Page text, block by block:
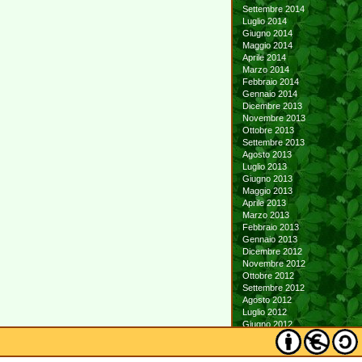
Settembre 2014
Luglio 2014
Giugno 2014
Maggio 2014
Aprile 2014
Marzo 2014
Febbraio 2014
Gennaio 2014
Dicembre 2013
Novembre 2013
Ottobre 2013
Settembre 2013
Agosto 2013
Luglio 2013
Giugno 2013
Maggio 2013
Aprile 2013
Marzo 2013
Febbraio 2013
Gennaio 2013
Dicembre 2012
Novembre 2012
Ottobre 2012
Settembre 2012
Agosto 2012
Luglio 2012
Giugno 2012
Maggio 2012
Aprile 2012